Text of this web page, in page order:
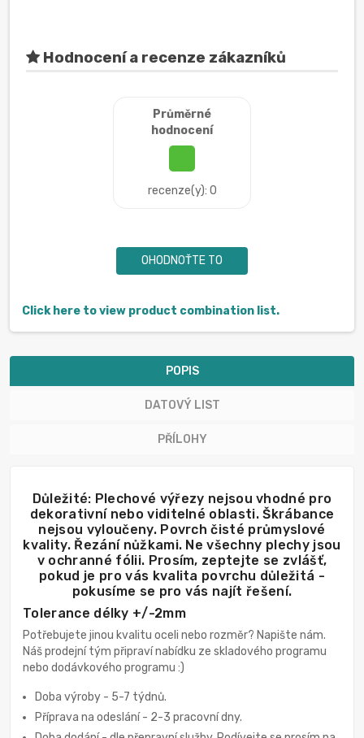
Hodnocení a recenze zákazníků
Průměrné
hodnocení
recenze(y): 0
OHODNOŤTE TO
Click here to view product combination list.
POPIS
DATOVÝ LIST
PŘÍLOHY
Důležité: Plechové výřezy nejsou vhodné pro
dekorativní nebo viditelné oblasti. Škrábance
nejsou vyloučeny. Povrch čisté průmyslové
kvality. Řezání nůžkami. Ne všechny plechy jsou
v ochranné fólii. Prosím, zeptejte se zvlášť,
pokud je pro vás kvalita povrchu důležitá -
pokusíme se pro vás najít řešení.
Tolerance délky +/-2mm
Potřebujete jinou kvalitu oceli nebo rozměr? Napište nám.
Náš prodejní tým připraví nabídku ze skladového programu
nebo dodávkového programu :)
Doba výroby - 5-7 týdnů.
Příprava na odeslání - 2-3 pracovní dny.